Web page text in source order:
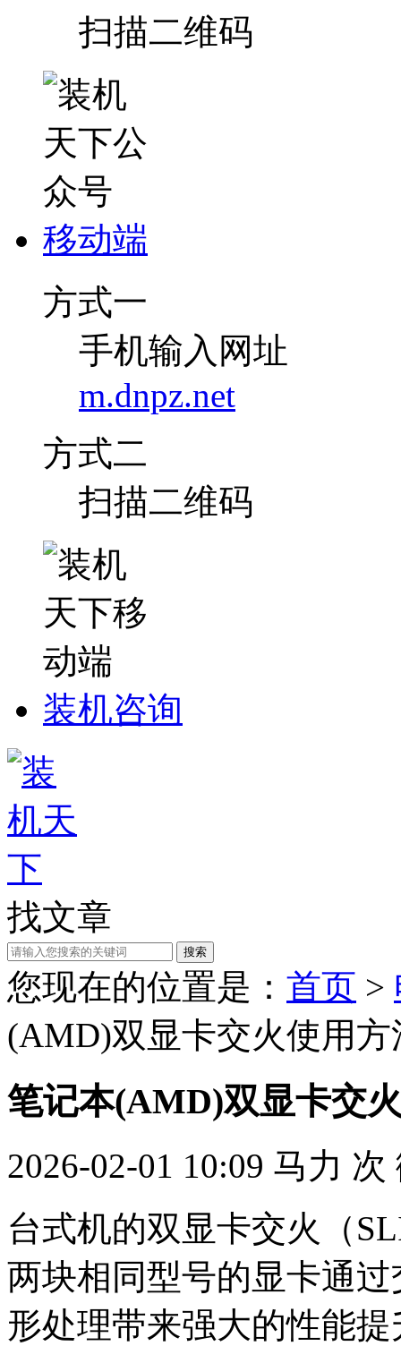
扫描二维码
移动端
方式一
手机输入网址
m.dnpz.net
方式二
扫描二维码
装机咨询
找文章
搜索
您现在的位置是： 首页 >
(AMD)双显卡交火使用方
笔记本(AMD)双显卡交
2026-02-01 10:09 马力 次
台式机的双显卡交火（
两块相同型号的显卡通
形处理带来强大的性能